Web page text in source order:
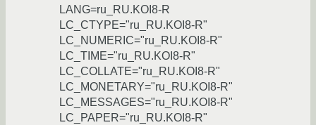
LANG=ru_RU.KOI8-R
LC_CTYPE="ru_RU.KOI8-R"
LC_NUMERIC="ru_RU.KOI8-R"
LC_TIME="ru_RU.KOI8-R"
LC_COLLATE="ru_RU.KOI8-R"
LC_MONETARY="ru_RU.KOI8-R"
LC_MESSAGES="ru_RU.KOI8-R"
LC_PAPER="ru_RU.KOI8-R"